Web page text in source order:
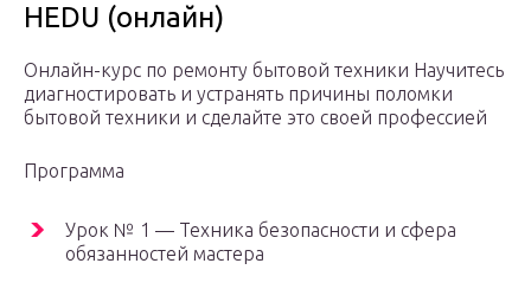
HEDU (онлайн)
Онлайн-курс по ремонту бытовой техники Научитесь
диагностировать и устранять причины поломки
бытовой техники и сделайте это своей профессией
Программа
Урок № 1 — Техника безопасности и сфера
обязанностей мастера